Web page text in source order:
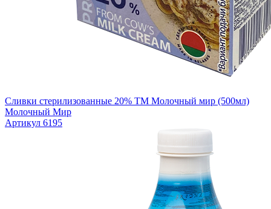
Сливки стерилизованные 20% ТМ Молочный мир (500мл)
Молочный Мир
Артикул 6195